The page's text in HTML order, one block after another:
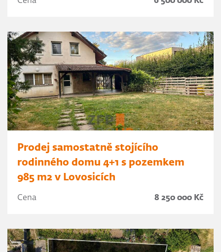
Prodej samostatně stojícího
rodinného domu 4+1 s pozemkem
985 m2 v Lovosicích
Cena 8 250 000 Kč